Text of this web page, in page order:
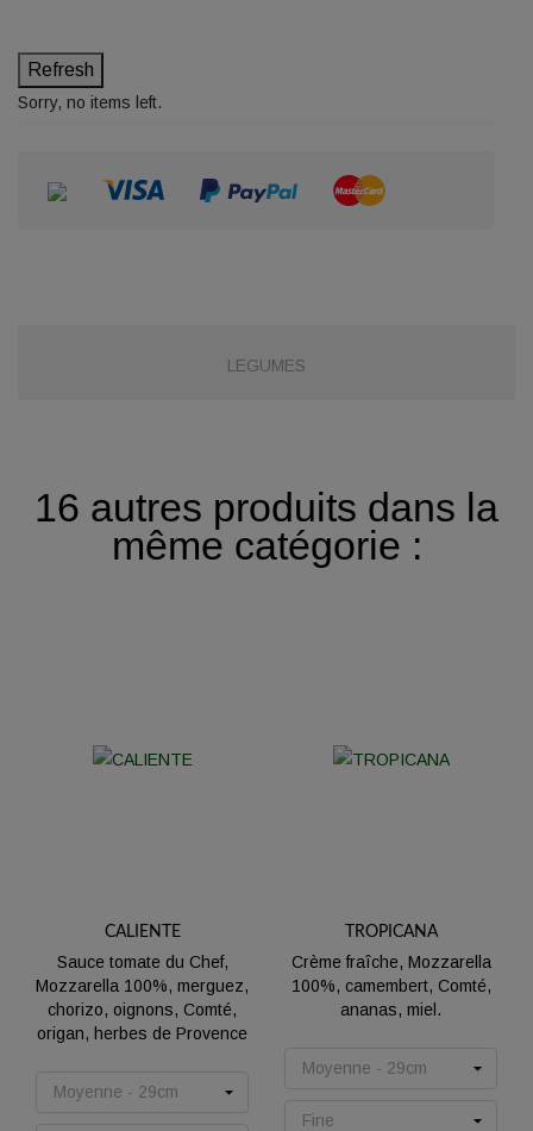
Sorry, no items left.
LEGUMES
16 autres produits dans la
même catégorie :
CALIENTE
Sauce tomate du Chef,
Mozzarella 100%, merguez,
chorizo, oignons, Comté,
origan, herbes de Provence
TROPICANA
Crème fraîche, Mozzarella
100%, camembert, Comté,
ananas, miel.